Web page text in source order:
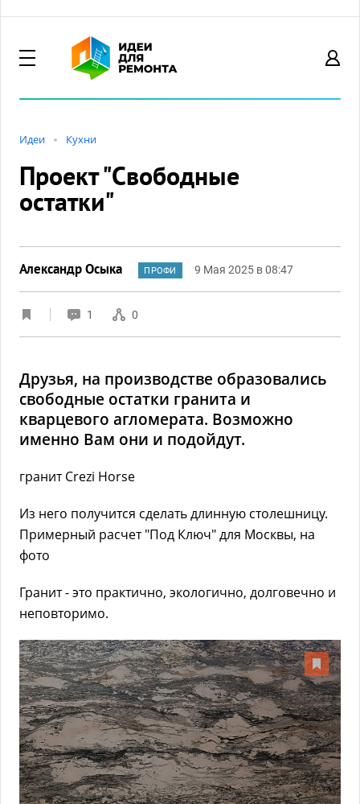
Идеи Кухни
Проект "Свободные
остатки"
Александр Осыка ПРОФИ 9 Мая 2025 в 08:47
1 0
Друзья, на производстве образовались
свободные остатки гранита и
кварцевого агломерата. Возможно
именно Вам они и подойдут.
гранит Crezi Horse
Из него получится сделать длинную столешницу.
Примерный расчет "Под Ключ" для Москвы, на
фото
Гранит - это практично, экологично, долговечно и
неповторимо.